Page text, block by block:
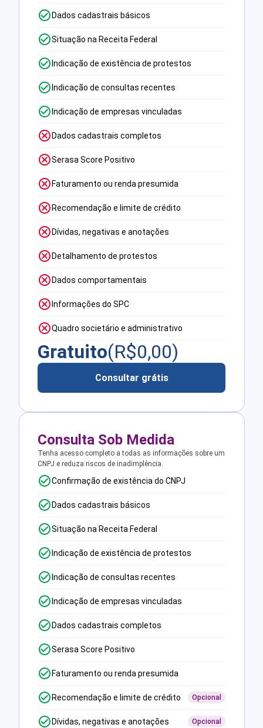
Dados cadastrais básicos
Situação na Receita Federal
Indicação de existência de protestos
Indicação de consultas recentes
Indicação de empresas vinculadas
Dados cadastrais completos
Serasa Score Positivo
Faturamento ou renda presumida
Recomendação e limite de crédito
Dívidas, negativas e anotações
Detalhamento de protestos
Dados comportamentais
Informações do SPC
Quadro societário e administrativo
Gratuito(R$0,00)
Consultar grátis
Consulta Sob Medida
Tenha acesso completo a todas as informações sobre um
CNPJ e reduza riscos de inadimplência.
Confirmação de existência do CNPJ
Dados cadastrais básicos
Situação na Receita Federal
Indicação de existência de protestos
Indicação de consultas recentes
Indicação de empresas vinculadas
Dados cadastrais completos
Serasa Score Positivo
Faturamento ou renda presumida
Recomendação e limite de crédito Opcional
Dívidas, negativas e anotações Opcional